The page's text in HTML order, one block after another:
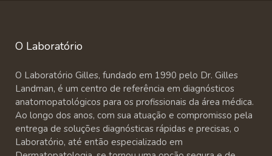
O Laboratório
O Laboratório Gilles, fundado em 1990 pelo Dr. Gilles
Landman, é um centro de referência em diagnósticos
anatomopatológicos para os profissionais da área médica.
Ao longo dos anos, com sua atuação e compromisso pela
entrega de soluções diagnósticas rápidas e precisas, o
Laboratório, até então especializado em